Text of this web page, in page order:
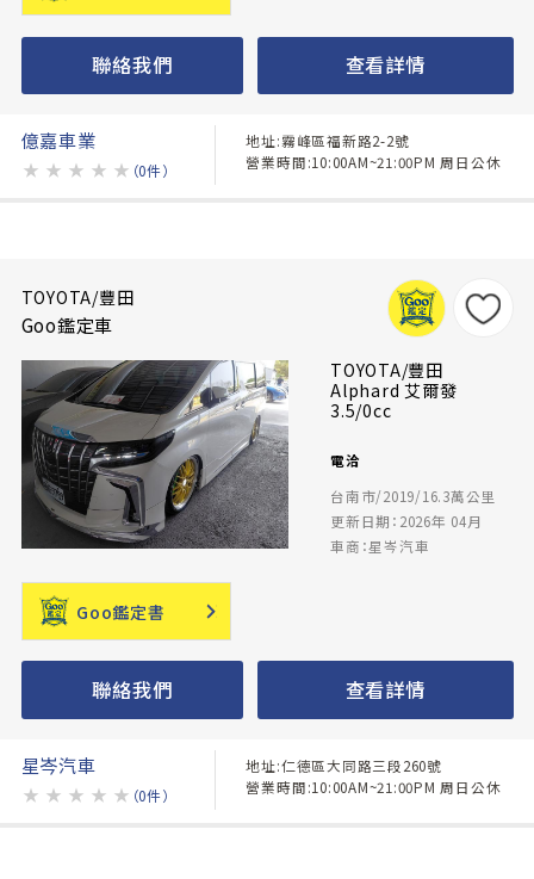
聯絡我們 查看詳情
億嘉車業
★ ★ ★ ★ ★ （0件）
地址:霧峰區福新路2-2號
營業時間:10:00AM~21:00PM 周日公休
TOYOTA/豐田
Goo鑑定車
TOYOTA/豐田
Alphard 艾爾發
3.5/0cc
電洽
台南市/2019/16.3萬公里
更新日期：2026年 04月
車商：星岑汽車
Goo鑑定書
聯絡我們 查看詳情
星岑汽車
★ ★ ★ ★ ★ （0件）
地址:仁德區大同路三段260號
營業時間:10:00AM~21:00PM 周日公休